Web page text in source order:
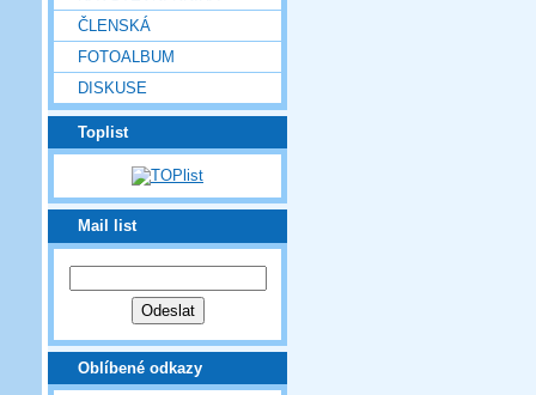
ČLENSKÁ
FOTOALBUM
DISKUSE
Toplist
Mail list
Oblíbené odkazy